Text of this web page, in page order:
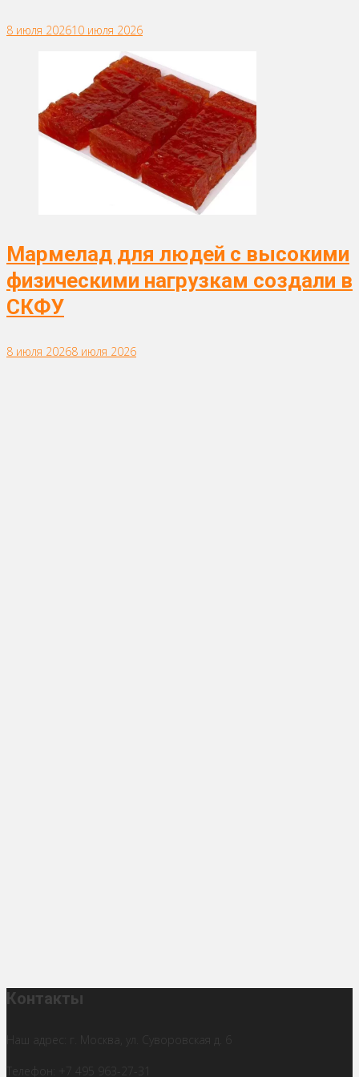
8 июля 202610 июля 2026
Мармелад для людей с высокими
физическими нагрузкам создали в
СКФУ
8 июля 20268 июля 2026
Контакты
Наш адрес: г. Москва, ул. Суворовская д. 6
Телефон: +7 495 963-27-31